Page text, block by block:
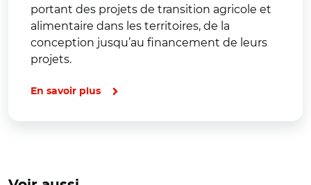
portant des projets de transition agricole et
alimentaire dans les territoires, de la
conception jusqu’au financement de leurs
projets.
En savoir plus